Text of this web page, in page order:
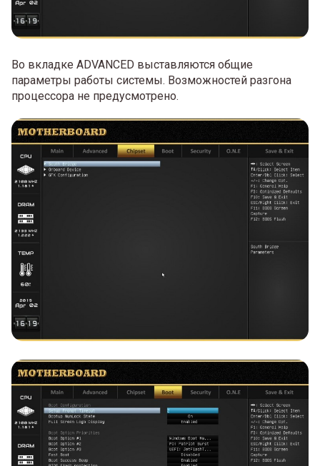
Во вкладке ADVANCED выставляются общие
параметры работы системы. Возможностей разгона
процессора не предусмотрено.